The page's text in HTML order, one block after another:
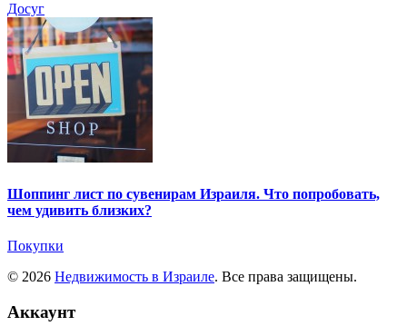
Досуг
Шоппинг лист по сувенирам Израиля. Что попробовать,
чем удивить близких?
Покупки
© 2026 Недвижимость в Израиле. Все права защищены.
Аккаунт